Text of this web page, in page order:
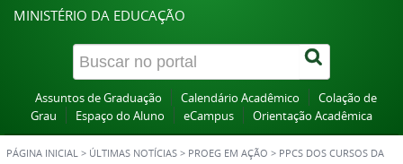
MINISTÉRIO DA EDUCAÇÃO
Assuntos de Graduação Calendário Acadêmico
Colação de
Grau
Espaço do Aluno eCampus Orientação Acadêmica
PÁGINA INICIAL > ÚLTIMAS NOTÍCIAS > PROEG EM AÇÃO > PPCS DOS CURSOS DA